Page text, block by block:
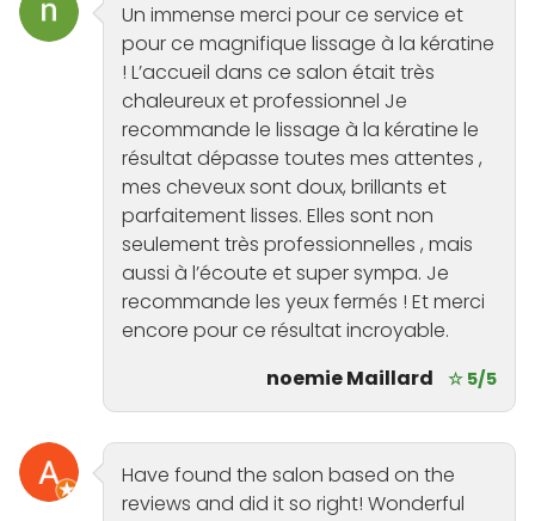
Un immense merci pour ce service et
pour ce magnifique lissage à la kératine
! L’accueil dans ce salon était très
chaleureux et professionnel Je
recommande le lissage à la kératine le
résultat dépasse toutes mes attentes ,
mes cheveux sont doux, brillants et
parfaitement lisses. Elles sont non
seulement très professionnelles , mais
aussi à l’écoute et super sympa. Je
recommande les yeux fermés ! Et merci
encore pour ce résultat incroyable.
noemie Maillard
☆ 5/5
Have found the salon based on the
reviews and did it so right! Wonderful